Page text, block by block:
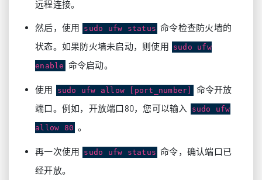
远程连接。
然后，使用 sudo ufw status 命令检查防火墙的
状态。如果防火墙未启动，则使用
sudo ufw
enable 命令启动。
使用 sudo ufw allow [port_number]
命令开放
端口。例如，开放端口80，您可以输入
sudo ufw
allow 80 。
再一次使用 sudo ufw status 命令，确认端口已
经开放。